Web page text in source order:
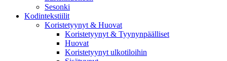
Sesonki
Kodintekstiilit
Koristetyynyt & Huovat
Koristetyynyt & Tyynynpäälliset
Huovat
Koristetyynyt ulkotiloihin